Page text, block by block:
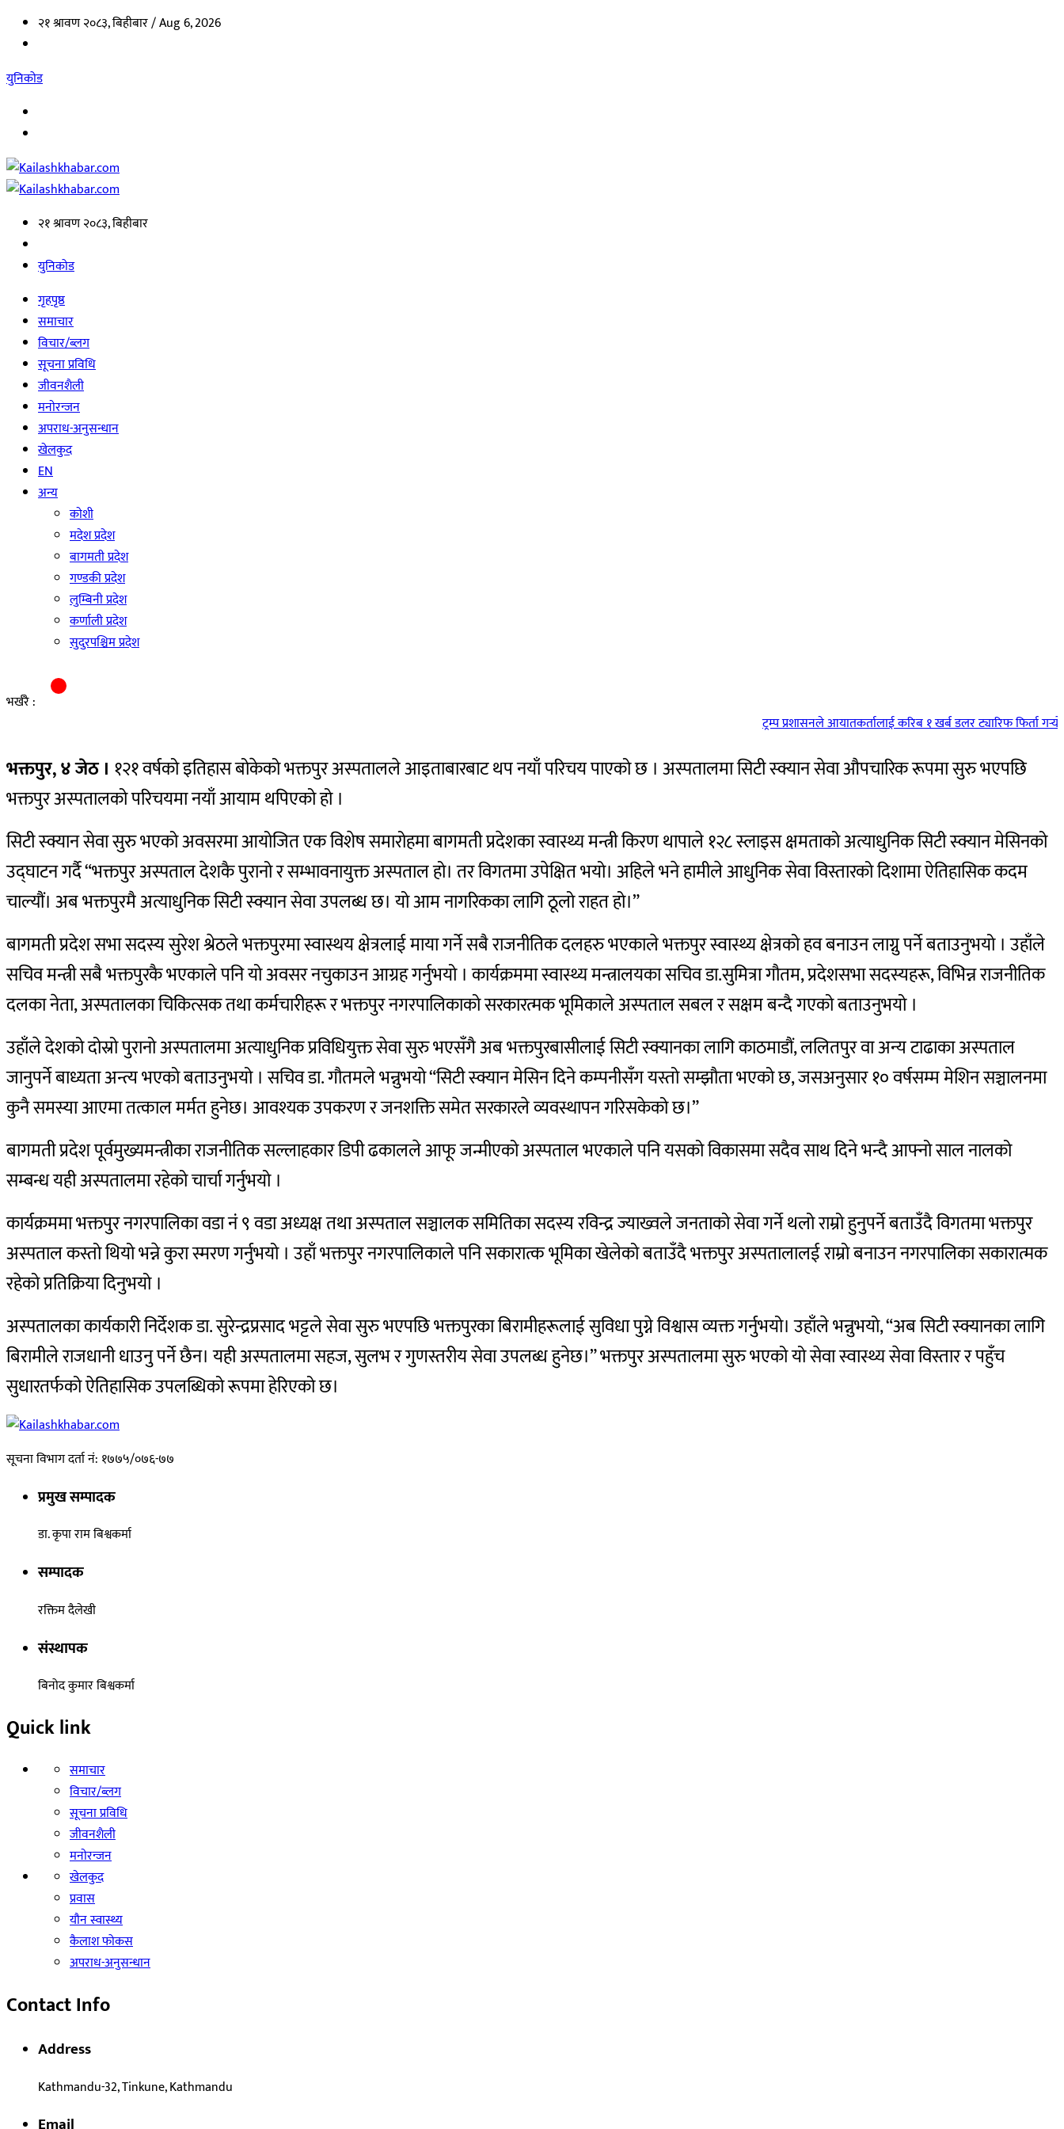
२१ श्रावण २०८३, बिहीबार /Aug 6, 2026
युनिकोड
२१ श्रावण २०८३, बिहीबार
युनिकोड
गृहपृष्ठ
समाचार
विचार/ब्लग
सूचना प्रविधि
जीवनशैली
मनाेरन्जन
अपराध-अनुसन्धान
खेलकुद
EN
अन्य
काेशी
मदेश प्रदेश
बागमती प्रदेश
गण्डकी प्रदेश
लुम्बिनी प्रदेश
कर्णाली प्रदेश
सुदुरपश्चिम प्रदेश
भर्खरै :
ट्रम्प प्रशासनले आयातकर्तालाई करिब १ खर्ब डलर ट्यारिफ फिर्ता
भक्तपुर, ४ जेठ । १२१ वर्षको इतिहास बोकेको भक्तपुर अस्पतालले आइताबारबाट थप नयाँ परिचय पाएको छ । अस्पतालमा सिटी स्क्यान सेवा औपचारिक रूपमा सुरु भएपछि
भक्तपुर अस्पतालको परिचयमा नयाँ आयाम थपिएको हो ।
सिटी स्क्यान सेवा सुरु भएको अवसरमा आयोजित एक विशेष समारोहमा बागमती प्रदेशका स्वास्थ्य मन्त्री किरण थापाले १२८ स्लाइस क्षमताको अत्याधुनिक सिटी स्क्यान मेसिनको
उद्घाटन गर्दै “भक्तपुर अस्पताल देशकै पुरानो र सम्भावनायुक्त अस्पताल हो। तर विगतमा उपेक्षित भयो। अहिले भने हामीले आधुनिक सेवा विस्तारको दिशामा ऐतिहासिक कदम
चाल्यौं। अब भक्तपुरमै अत्याधुनिक सिटी स्क्यान सेवा उपलब्ध छ। यो आम नागरिकका लागि ठूलो राहत हो।”
बागमती प्रदेश सभा सदस्य सुरेश श्रेठले भक्तपुरमा स्वास्थय क्षेत्रलाई माया गर्ने सबै राजनीतिक दलहरु भएकाले भक्तपुर स्वास्थ्य क्षेत्रको हव बनाउन लाग्नु पर्ने बताउनुभयो । उहाँले
सचिव मन्त्री सबै भक्तपुरकै भएकाले पनि यो अवसर नचुकाउन आग्रह गर्नुभयो ।कार्यक्रममा स्वास्थ्य मन्त्रालयका सचिव डा.सुमित्रा गौतम, प्रदेशसभा सदस्यहरू, विभिन्न राजनीतिक
दलका नेता, अस्पतालका चिकित्सक तथा कर्मचारीहरू र भक्तपुर नगरपालिकाको सरकारत्मक भूमिकाले अस्पताल सबल र सक्षम बन्दै गएको बताउनुभयो ।
उहाँले देशको दोस्रो पुरानो अस्पतालमा अत्याधुनिक प्रविधियुक्त सेवा सुरु भएसँगै अब भक्तपुरबासीलाई सिटी स्क्यानका लागि काठमाडौं, ललितपुर वा अन्य टाढाका अस्पताल
जानुपर्ने बाध्यता अन्त्य भएको बताउनुभयो ।सचिव डा. गौतमले भन्नुभयो “सिटी स्क्यान मेसिन दिने कम्पनीसँग यस्तो सम्झौता भएको छ, जसअनुसार १० वर्षसम्म मेशिन सञ्चालनमा
कुनै समस्या आएमा तत्काल मर्मत हुनेछ। आवश्यक उपकरण र जनशक्ति समेत सरकारले व्यवस्थापन गरिसकेको छ।”
बागमती प्रदेश पूर्वमुख्यमन्त्रीका राजनीतिक सल्लाहकार डिपी ढकालले आफू जन्मीएको अस्पताल भएकाले पनि यसको विकासमा सदैव साथ दिने भन्दै आफ्नो साल नालको
सम्बन्ध यही अस्पतालमा रहेको चार्चा गर्नुभयो ।
कार्यक्रममा भक्तपुर नगरपालिका वडा नं ९ वडा अध्यक्ष तथा अस्पताल सञ्चालक समितिका सदस्य रविन्द्र ज्याख्वले जनताको सेवा गर्ने थलो राम्रो हुनुपर्ने बताउँदै विगतमा भक्तपुर
अस्पताल कस्तो थियो भन्ने कुरा स्मरण गर्नुभयो । उहाँ भक्तपुर नगरपालिकाले पनि सकारात्क भूमिका खेलेको बताउँदै भक्तपुर अस्पतालालई राम्रो बनाउन नगरपालिका सकारात्मक
रहेको प्रतिक्रिया दिनुभयो ।
अस्पतालका कार्यकारी निर्देशक डा. सुरेन्द्रप्रसाद भट्टले सेवा सुरु भएपछि भक्तपुरका बिरामीहरूलाई सुविधा पुग्ने विश्वास व्यक्त गर्नुभयो। उहाँले भन्नुभयो, “अब सिटी स्क्यानका लागि
बिरामीले राजधानी धाउनु पर्ने छैन। यही अस्पतालमा सहज, सुलभ र गुणस्तरीय सेवा उपलब्ध हुनेछ।”भक्तपुर अस्पतालमा सुरु भएको यो सेवा स्वास्थ्य सेवा विस्तार र पहुँच
सुधारतर्फको ऐतिहासिक उपलब्धिको रूपमा हेरिएको छ।
सूचना विभाग दर्ता नं: १७७५/०७६-७७
प्रमुख सम्पादक
डा. कृपा राम बिश्वकर्मा
सम्पादक
रक्तिम दैलेखी
संस्थापक
बिनोद कुमार बिश्वकर्मा
Quick link
समाचार
विचार/ब्लग
सूचना प्रविधि
जीवनशैली
मनाेरन्जन
खेलकुद
प्रवास
याैन स्वास्थ्य
कैलाश फोकस
अपराध-अनुसन्धान
Contact Info
Address
Kathmandu-32, Tinkune, Kathmandu